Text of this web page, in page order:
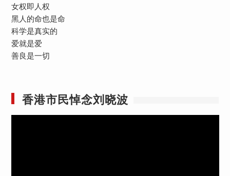
女权即人权
黑人的命也是命
科学是真实的
爱就是爱
善良是一切
香港市民悼念刘晓波